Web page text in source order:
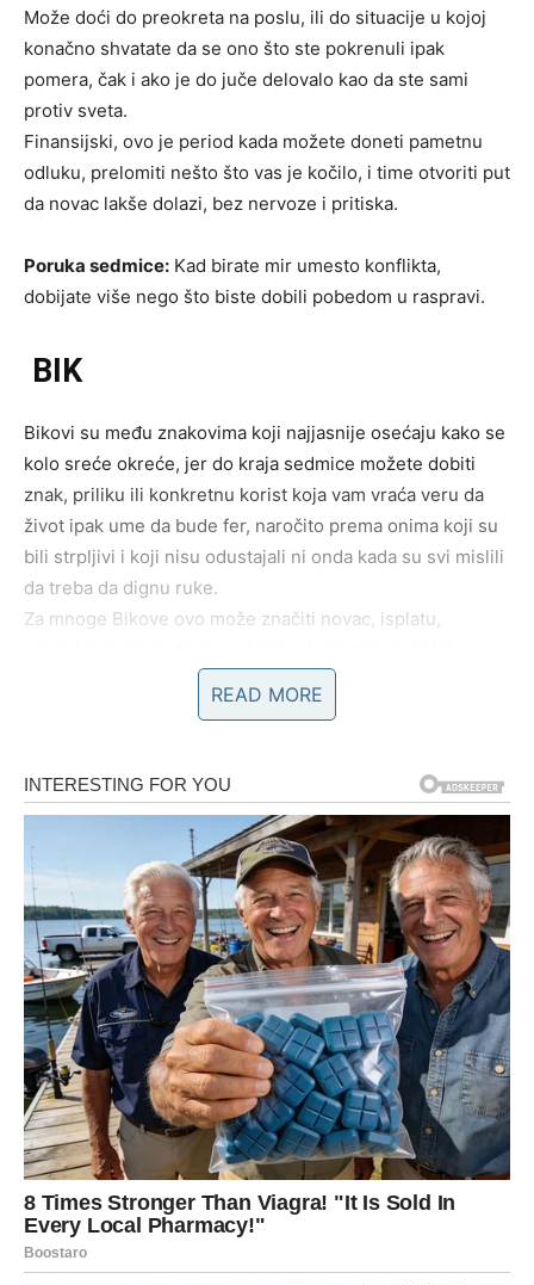
Može doći do preokreta na poslu, ili do situacije u kojoj
konačno shvatate da se ono što ste pokrenuli ipak
pomera, čak i ako je do juče delovalo kao da ste sami
protiv sveta.
Finansijski, ovo je period kada možete doneti pametnu
odluku, prelomiti nešto što vas je kočilo, i time otvoriti put
da novac lakše dolazi, bez nervoze i pritiska.
Poruka sedmice: Kad birate mir umesto konflikta,
dobijate više nego što biste dobili pobedom u raspravi.
BIK
Bikovi su među znakovima koji najjasnije osećaju kako se
kolo sreće okreće, jer do kraja sedmice možete dobiti
znak, priliku ili konkretnu korist koja vam vraća veru da
život ipak ume da bude fer, naročito prema onima koji su
bili strpljivi i koji nisu odustajali ni onda kada su svi mislili
da treba da dignu ruke.
Za mnoge Bikove ovo može značiti novac, isplatu,
deo je što uz to dolazi i osećaj sigurnosti, kao da se tlo
U ljubavi se vraća stabilnost, a u odnosima se jasno vidi
ko je uz vas iskreno, a ko je bio samo prolazni oslonac.
Poruka sedmice:Blagostanje vam dolazi onda kada
prestanete da sumnjate da ga zaslužujete.
BLIZANCI
Blizanci do kraja sedmice ulaze u fazu u kojoj reči postaju
presudne, jer jedna poruka, jedan poziv, jedan razgovor
ili jedan susret može pokrenuti lanac događaja koji vam
donosi olakšanje, novu šansu i osećaj da ste se probudili
iz perioda magle i neizvesnosti.
Ovo je vreme kada mentalni pritisak popušta, kada se
stvari razjašnjavaju i kada prestajete da vrtite iste
scenarije u glavi, jer realnost konačno počinje da daje
READ MORE